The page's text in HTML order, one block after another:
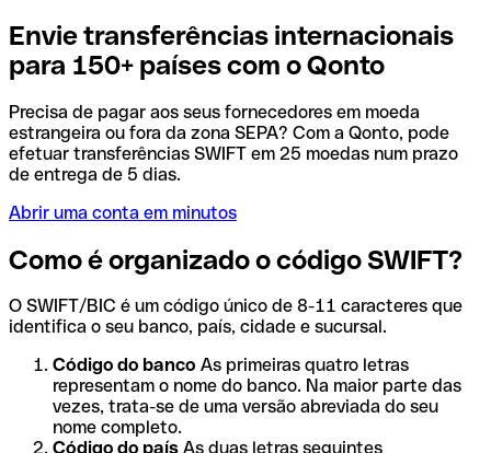
Envie transferências internacionais
para 150+ países com o Qonto
Precisa de pagar aos seus fornecedores em moeda
estrangeira ou fora da zona SEPA? Com a Qonto, pode
efetuar transferências SWIFT em 25 moedas num prazo
de entrega de 5 dias.
Abrir uma conta em minutos
Como é organizado o código SWIFT?
O SWIFT/BIC é um código único de 8-11 caracteres que
identifica o seu banco, país, cidade e sucursal.
Código do banco As primeiras quatro letras
representam o nome do banco. Na maior parte das
vezes, trata-se de uma versão abreviada do seu
nome completo.
Código do país As duas letras seguintes